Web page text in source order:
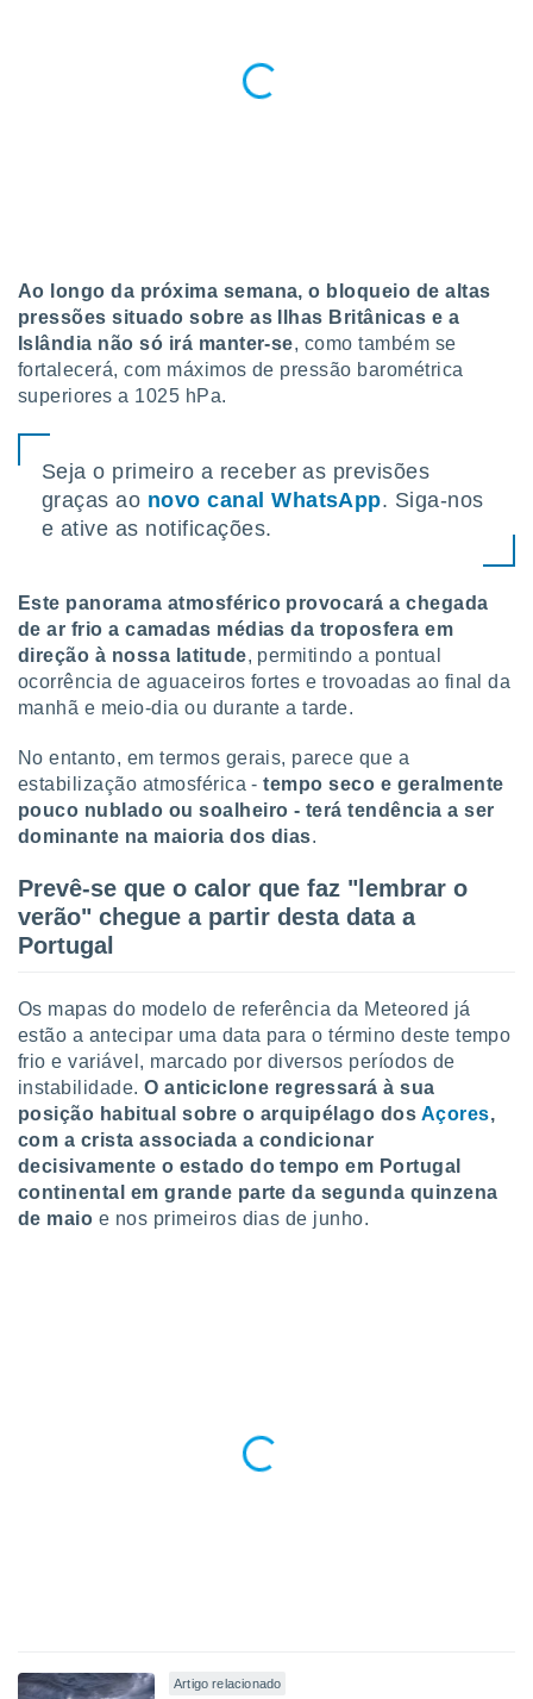
medir o
dos
os
de
ou
e melhorar
através
e
de
1199
Ao longo da próxima semana, o bloqueio de altas
pressões situado sobre as Ilhas Britânicas e a
Islândia não só irá manter-se, como também se
fortalecerá, com máximos de pressão barométrica
superiores a 1025 hPa.
Seja o primeiro a receber as previsões
graças ao novo canal WhatsApp. Siga-nos
e ative as notificações.
Este panorama atmosférico provocará a chegada
de ar frio a camadas médias da troposfera em
direção à nossa latitude, permitindo a pontual
ocorrência de aguaceiros fortes e trovoadas ao final da
manhã e meio-dia ou durante a tarde.
No entanto, em termos gerais, parece que a
estabilização atmosférica -tempo seco e geralmente
pouco nublado ou soalheiro - terá tendência a ser
dominante na maioria dos dias.
Prevê-se que o calor que faz "lembrar o
verão" chegue a partir desta data a
Portugal
Os mapas do modelo de referência da Meteored já
estão a antecipar uma data para o término deste tempo
frio e variável, marcado por diversos períodos de
instabilidade.O anticiclone regressará à sua
posição habitual sobre o arquipélago dos Açores,
com a crista associada a condicionar
decisivamente o estado do tempo em Portugal
continental em grande parte da segunda quinzena
de maio e nos primeiros dias de junho.
Artigo relacionado